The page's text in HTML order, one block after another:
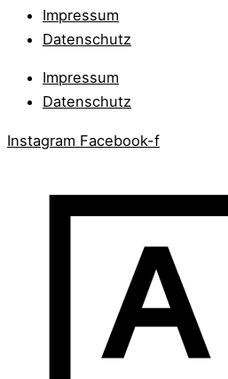
Impressum
Datenschutz
Impressum
Datenschutz
Instagram Facebook-f